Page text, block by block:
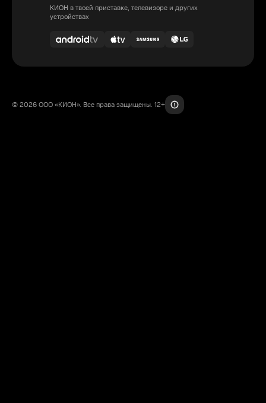
КИОН в твоей приставке, телевизоре и других
устройствах
© 2026 ООО «КИОН». Все права защищены. 12+